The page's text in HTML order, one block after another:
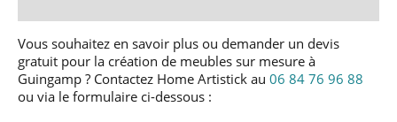
Vous souhaitez en savoir plus ou demander un devis
gratuit pour la création de meubles sur mesure à
Guingamp ? Contactez Home Artistick au 06 84 76 96 88
ou via le formulaire ci-dessous :